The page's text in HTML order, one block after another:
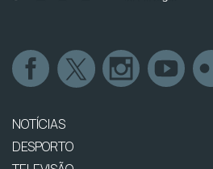
NOTÍCIAS
DESPORTO